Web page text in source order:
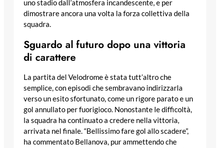
uno stadio dall’atmosfera incandescente, e per
dimostrare ancora una volta la forza collettiva della
squadra.
Sguardo al futuro dopo una vittoria
di carattere
La partita del Velodrome è stata tutt’altro che
semplice, con episodi che sembravano indirizzarla
verso un esito sfortunato, come un rigore parato e un
gol annullato per fuorigioco. Nonostante le difficoltà,
la squadra ha continuato a credere nella vittoria,
arrivata nel finale. “Bellissimo fare gol allo scadere”,
ha commentato Bellanova, pur ammettendo che